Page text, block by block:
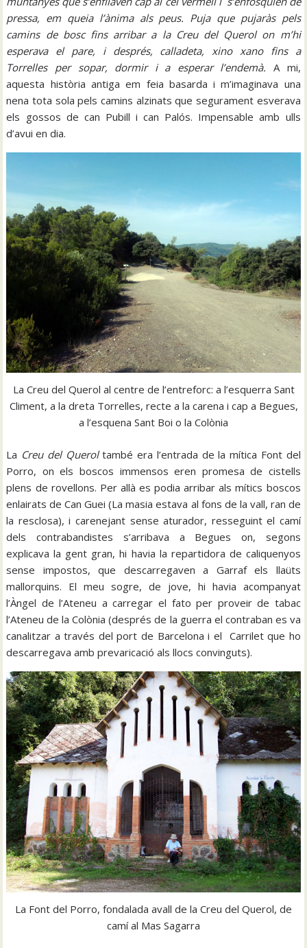
pressa, em queia l’ànima als peus. Puja que pujaràs pels
camins de bosc fins arribar a la Creu del Querol on m’hi
esperava el pare, i després, calladeta, xino xano fins a
Torrelles per sopar, dormir i a esperar l’endemà. A mi,
aquesta història antiga em feia basarda i m’imaginava una
nena tota sola pels camins alzinats que segurament esverava
els gossos de can Pubill i can Palós. Impensable amb ulls
d’avui en dia.
La Creu del Querol al centre de l’entreforc: a l’esquerra Sant
Climent, a la dreta Torrelles, recte a la carena i cap a Begues,
a l’esquena Sant Boi o la Colònia
La Creu del Queroltambé era l’entrada de la mítica Font del
Porro, on els boscos immensos eren promesa de cistells
plens de rovellons. Per allà es podia arribar als mítics boscos
enlairats de Can Guei (La masia estava al fons de la vall, ran de
la resclosa), i carenejant sense aturador, resseguint el camí
dels contrabandistes s’arribava a Begues on, segons
explicava la gent gran, hi havia la repartidora de caliquenyos
sense impostos, que descarregaven a Garraf els llaüts
mallorquins. El meu sogre, de jove, hi havia acompanyat
l’Àngel de l’Ateneu a carregar el fato per proveir de tabac
l’Ateneu de la Colònia (després de la guerra el contraban es va
canalitzar a través del port de Barcelona i el Carrilet que ho
descarregava amb prevaricació als llocs convinguts).
La Font del Porro, fondalada avall de la Creu del Querol, de
camí al Mas Sagarra